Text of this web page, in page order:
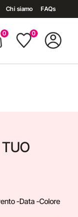
Chi siamo FAQs
0 0
-Data -Colore